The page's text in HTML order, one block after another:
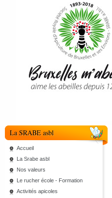
La SRABE asbl
Accueil
La Srabe asbl
Nos valeurs
Le rucher école - Formation
Activités apicoles